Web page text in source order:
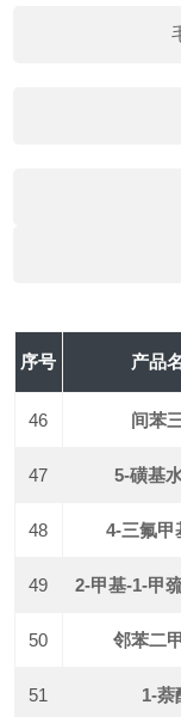
序号 产品
46 间苯
47 5-磺基
48 4-三氟甲
49 2-甲基-1-甲
50 邻苯二
51 1-萘